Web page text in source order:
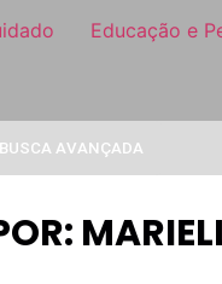
Educação e
BUSCA AVANÇADA